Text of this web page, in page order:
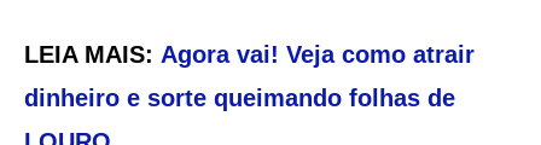
LEIA MAIS: Agora vai! Veja como atrair
dinheiro e sorte queimando folhas de